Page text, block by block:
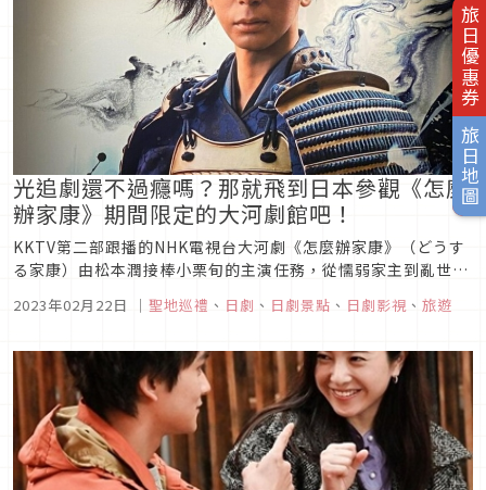
旅日優惠券
旅日地圖
光追劇還不過癮嗎？那就飛到日本參觀《怎麼
辦家康》期間限定的大河劇館吧！
KKTV第二部跟播的NHK電視台大河劇《怎麼辦家康》（どうす
る家康）由松本潤接棒小栗旬的主演任務，從懦弱家主到亂世稱
擔任編劇，融入大量現代的喜劇元素，打造出屬於令和風格的歡
2023年02月22日 ｜ 聖地巡禮 、 日劇 、 日劇景點 、 日劇影視 、 旅遊